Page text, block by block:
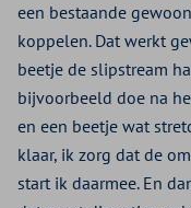
een bestaande
koppelen. Dat werkt
beetje de slipstream
bijvoorbeeld doe na
en een beetje wat
klaar, ik zorg dat de
start ik daarmee. En